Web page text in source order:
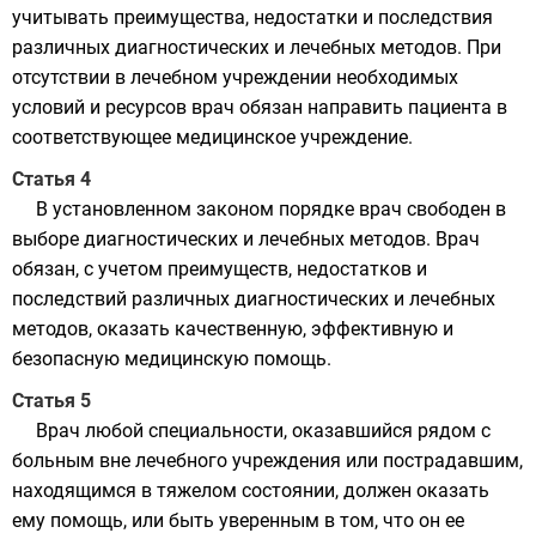
учитывать преимущества, недостатки и последствия
различных диагностических и лечебных методов. При
отсутствии в лечебном учреждении необходимых
условий и ресурсов врач обязан направить пациента в
соответствующее медицинское учреждение.
Статья 4
В установленном законом порядке врач свободен в
выборе диагностических и лечебных методов. Врач
обязан, с учетом преимуществ, недостатков и
последствий различных диагностических и лечебных
методов, оказать качественную, эффективную и
безопасную медицинскую помощь.
Статья 5
Врач любой специальности, оказавшийся рядом с
больным вне лечебного учреждения или пострадавшим,
находящимся в тяжелом состоянии, должен оказать
ему помощь, или быть уверенным в том, что он ее